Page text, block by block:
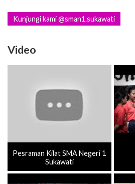
Kunjungi kami @sman1.sukawati
Video
Pesraman Kilat SMA Negeri 1
Sukawati